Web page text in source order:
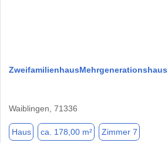
ZweifamilienhausMehrgenerationshaus
Waiblingen, 71336
Haus ca. 178,00 m² Zimmer 7